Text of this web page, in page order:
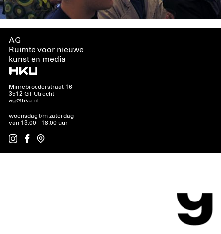
AG
Ruimte voor nieuwe
kunst en media
Minrebroederstraat 16
3512 GT Utrecht
ag@hku.nl
woensdag t/m zaterdag
van 13:00 – 18:00 uur